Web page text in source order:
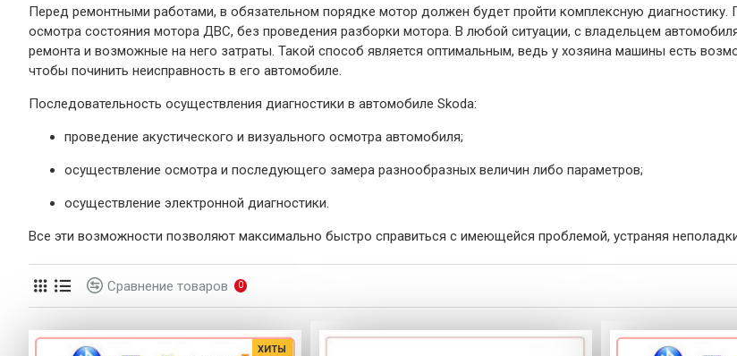
Перед ремонтными работами, в обязательном порядке мотор должен будет пройти комплексную диагностику.
осмотра состояния мотора ДВС, без проведения разборки мотора. В любой ситуации, с владельцем
ремонта и возможные на него затраты. Такой способ является оптимальным, ведь у хозяина машины есть
чтобы починить неисправность в его автомобиле.
Последовательность осуществления диагностики в автомобиле Skoda:
проведение акустического и визуального осмотра автомобиля;
осуществление осмотра и последующего замера разнообразных величин либо параметров;
осуществление электронной диагностики.
Все эти возможности позволяют максимально быстро справиться с имеющейся проблемой, устраняя
Сравнение товаров 0
ХИТЫ